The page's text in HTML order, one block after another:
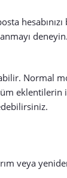
hesabınızı
deneyin.
Normal
eklentilerin
veya